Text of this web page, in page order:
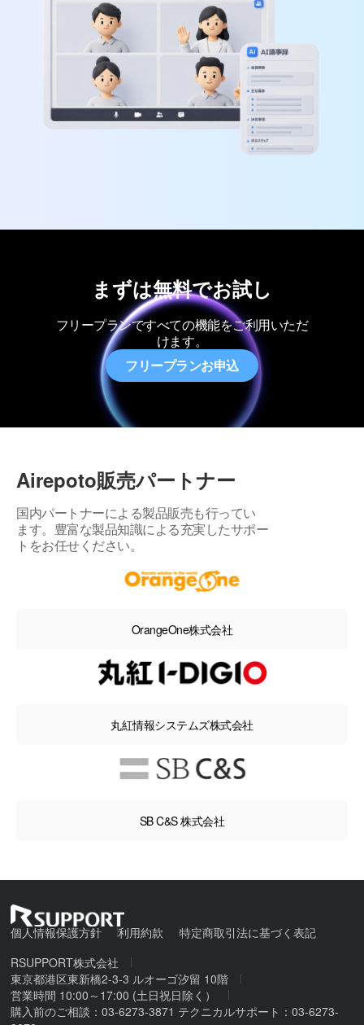
まずは無料でお試し
フリープランですべての機能をご利用いただ
けます。
フリープランお申込
Airepoto販売パートナー
国内パートナーによる製品販売も行ってい
ます。 豊富な製品知識による充実したサポー
トをお任せください。
OrangeOne株式会社
丸紅情報システムズ株式会社
SB C&S 株式会社
個人情報保護方針 利用約款
特定商取引法に基づく表記
RSUPPORT株式会社
東京都港区東新橋2-3-3 ルオーゴ汐留 10階
営業時間 10:00～17:00 (土日祝日除く）
購入前のご相談：03-6273-3871 テクニカルサポート：03-6273-